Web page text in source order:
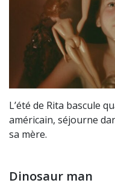
L’été de Rita bascule
américain, séjourne
sa mère.
Dinosaur man